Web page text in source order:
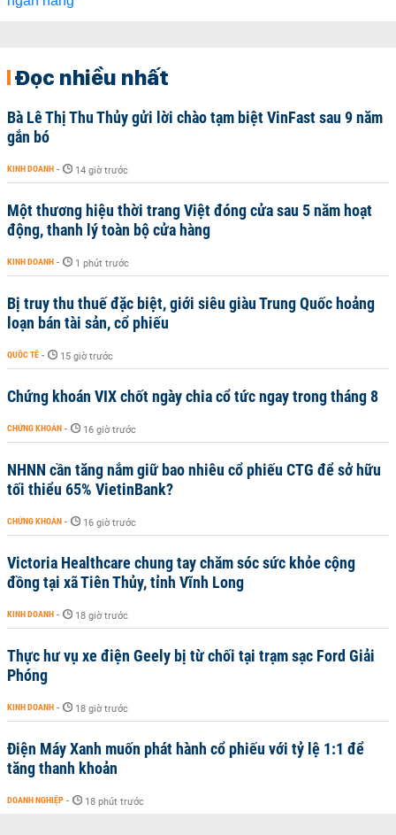
Đọc nhiều nhất
Bà Lê Thị Thu Thủy gửi lời chào tạm biệt VinFast sau 9 năm
gắn bó
KINH DOANH - 14 giờ trước
Một thương hiệu thời trang Việt đóng cửa sau 5 năm hoạt
động, thanh lý toàn bộ cửa hàng
KINH DOANH - 1 phút trước
Bị truy thu thuế đặc biệt, giới siêu giàu Trung Quốc hoảng
loạn bán tài sản, cổ phiếu
QUỐC TẾ - 15 giờ trước
Chứng khoán VIX chốt ngày chia cổ tức ngay trong tháng 8
CHỨNG KHOÁN - 16 giờ trước
NHNN cần tăng nắm giữ bao nhiêu cổ phiếu CTG để sở hữu
tối thiểu 65% VietinBank?
CHỨNG KHOÁN - 16 giờ trước
Victoria Healthcare chung tay chăm sóc sức khỏe cộng
đồng tại xã Tiên Thủy, tỉnh Vĩnh Long
KINH DOANH - 18 giờ trước
Thực hư vụ xe điện Geely bị từ chối tại trạm sạc Ford Giải
Phóng
KINH DOANH - 18 giờ trước
Điện Máy Xanh muốn phát hành cổ phiếu với tỷ lệ 1:1 để
tăng thanh khoản
DOANH NGHIỆP - 18 phút trước